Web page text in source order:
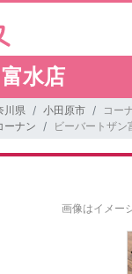
水店
川県 小田原市
コー
ーナン ビーバートザン
画像はイメー